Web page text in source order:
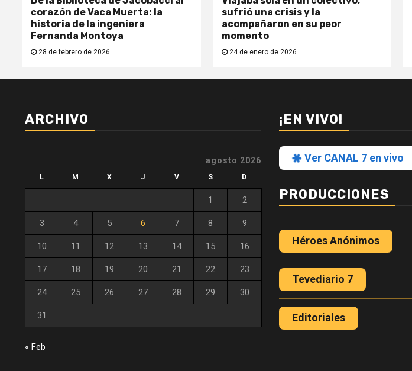
corazón de Vaca Muerta: la
historia de la ingeniera
Fernanda Montoya
28 de febrero de 2026
sufrió una crisis y la
acompañaron en su peor
momento
24 de enero de 2026
ARCHIVO
agosto 2026
L M X J V S D
1 2
3 4 5 6 7 8 9
10 11 12 13 14 15 16
17 18 19 20 21 22 23
24 25 26 27 28 29 30
31
« Feb
¡EN VIVO!
Ver CANAL 7 en vivo
PRODUCCIONES
Héroes Anónimos
Tevediario 7
Editoriales